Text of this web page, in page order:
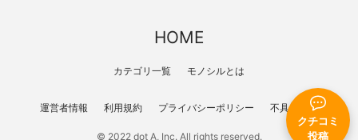
クチコミ
投稿
HOME
カテゴリ一覧 モノシルとは
運営者情報 利用規約 プライバシーポリシー 不具合報告
© 2022 dot A, Inc. All rights reserved.